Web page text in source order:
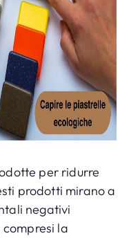
per ridurre
prodotti mirano a
negativi
la